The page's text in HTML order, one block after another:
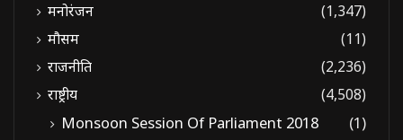
मनोरंजन
(1,347)
मौसम
(11)
राजनीति
(2,236)
राष्ट्रीय
(4,508)
Monsoon Session Of Parliament 2018
(1)